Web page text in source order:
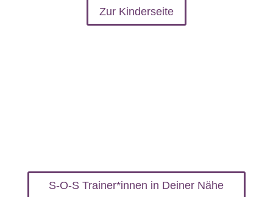
Zur Kinderseite
S-O-S Trainer*innen in Deiner Nähe